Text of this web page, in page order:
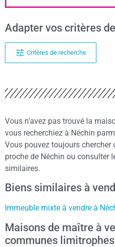
Adapter vos critères
Critères de recherche
Vous n’avez pas trouvé la
vous recherchiez à Néchin
Vous pouvez toujours
proche de Néchin ou consulter
similaires.
Biens similaires à
Immeuble mixte à vendre à
Maisons de maître à
communes